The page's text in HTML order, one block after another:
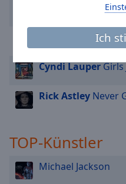
Ich
Natalie Imbruglia
Cyndi LauperGirls
Rick Astley Never
TOP-Künstler
Michael Jackson